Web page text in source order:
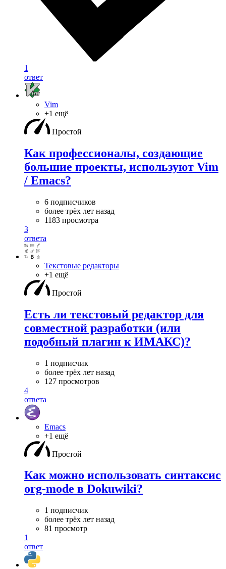
1
ответ
Vim
+1 ещё
Простой
Как профессионалы, создающие
большие проекты, используют Vim
/ Emacs?
6 подписчиков
более трёх лет назад
1183 просмотра
3
ответа
Текстовые редакторы
+1 ещё
Простой
Есть ли текстовый редактор для
совместной разработки (или
подобный плагин к ИМАКС)?
1 подписчик
более трёх лет назад
127 просмотров
4
ответа
Emacs
+1 ещё
Простой
Как можно использовать синтаксис
org-mode в Dokuwiki?
1 подписчик
более трёх лет назад
81 просмотр
1
ответ